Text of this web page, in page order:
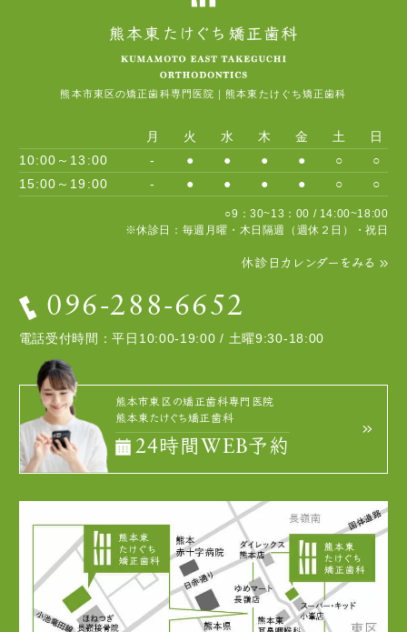
熊本市東区の矯正歯科専門医院｜熊本東たけぐち矯正歯科
月 火 水 木 金 土
日
10:00～13:00
- ● ● ● ● ○
○
15:00～19:00
- ● ● ● ● ○ ○
○9：30~13：00 / 14:00~18:00
※休診日：毎週月曜・木日隔週（週休２日）・祝日
休診日カレンダーをみる
096-288-6652
電話受付時間：平日10:00-19:00 / 土曜9:30-18:00
熊本市東区の矯正歯科専門医院
熊本東たけぐち矯正歯科
24時間WEB予約